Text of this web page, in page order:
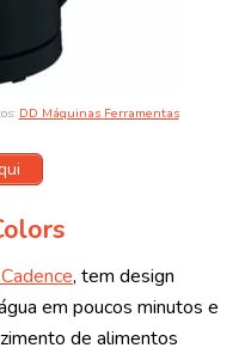
DD Máquinas Ferramentas
, tem design
em poucos minutos e
de alimentos